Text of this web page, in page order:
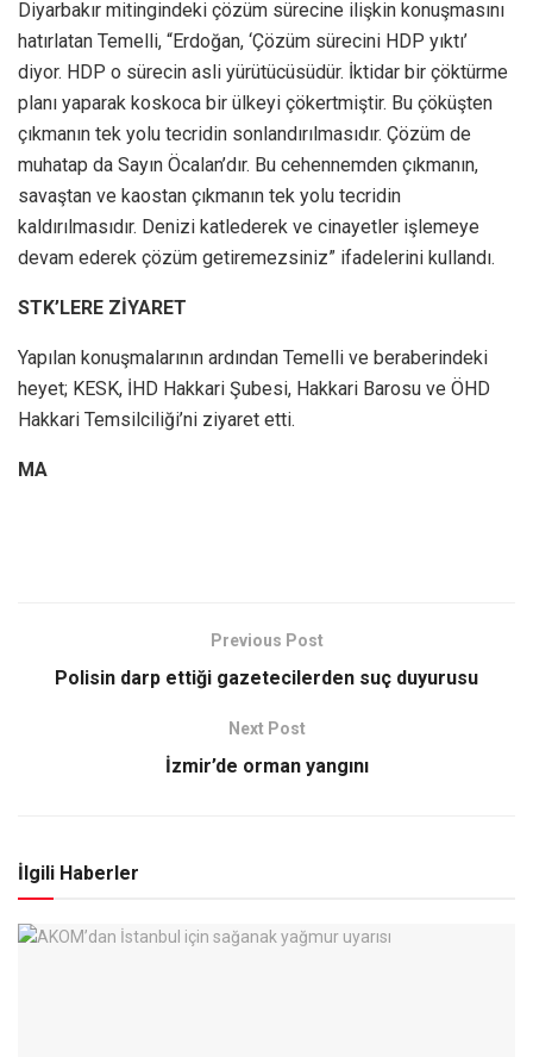
Diyarbakır mitingindeki çözüm sürecine ilişkin konuşmasını
hatırlatan Temelli, “Erdoğan, ‘Çözüm sürecini HDP yıktı’
diyor. HDP o sürecin asli yürütücüsüdür. İktidar bir çöktürme
planı yaparak koskoca bir ülkeyi çökertmiştir. Bu çöküşten
çıkmanın tek yolu tecridin sonlandırılmasıdır. Çözüm de
muhatap da Sayın Öcalan’dır. Bu cehennemden çıkmanın,
savaştan ve kaostan çıkmanın tek yolu tecridin
kaldırılmasıdır. Denizi katlederek ve cinayetler işlemeye
devam ederek çözüm getiremezsiniz” ifadelerini kullandı.
STK’LERE ZİYARET
Yapılan konuşmalarının ardından Temelli ve beraberindeki
heyet; KESK, İHD Hakkari Şubesi, Hakkari Barosu ve ÖHD
Hakkari Temsilciliği’ni ziyaret etti.
MA
Previous Post
Polisin darp ettiği gazetecilerden suç duyurusu
Next Post
İzmir’de orman yangını
İlgili Haberler